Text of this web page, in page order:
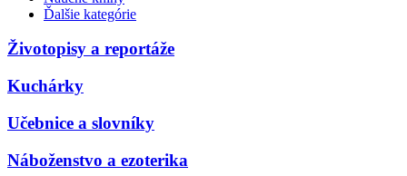
Ďalšie kategórie
Životopisy a reportáže
Kuchárky
Učebnice a slovníky
Náboženstvo a ezoterika